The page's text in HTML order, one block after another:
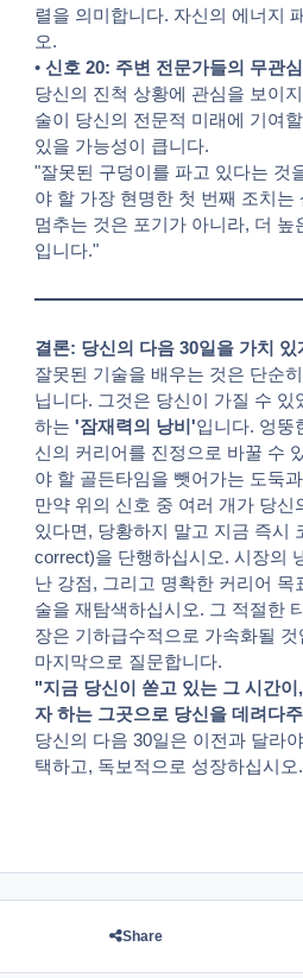
렬을 의미합니다. 자신의 에너지
오.
• 신호 20: 주변 전문가들의 무관심
당신의 진척 상황에 관심을 보이
술이 당신의 전문적 미래에 기여
있을 가능성이 큽니다.
"잘못된 구덩이를 파고 있다는 것
야 할 가장 현명한 첫 번째 조치는
멈추는 것은 포기가 아니라, 더 높
입니다."
결론: 당신의 다음 30일을 가치 있
잘못된 기술을 배우는 것은 단순
닙니다. 그것은 당신이 가질 수 있
하는 '잠재력의 낭비'입니다. 엉뚱
신의 커리어를 진정으로 바꿀 수
야 할 골든타임을 뺏어가는 도둑
만약 위의 신호 중 여러 개가 당신
있다면, 당황하지 말고 지금 즉시
correct)을 단행하십시오. 시장의
난 강점, 그리고 명확한 커리어 목
술을 재탐색하십시오. 그 적절한
장은 기하급수적으로 가속화될 것
마지막으로 질문합니다.
"지금 당신이 쏟고 있는 그 시간
자 하는 그곳으로 당신을 데려다
당신의 다음 30일은 이전과 달라
택하고, 독보적으로 성장하십시오.
Share